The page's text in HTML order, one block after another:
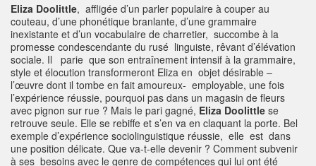
Eliza Doolittle, affligée d’un parler populaire à couper au
couteau, d’une phonétique branlante, d’une grammaire
inexistante et d’un vocabulaire de charretier, succombe à la
promesse condescendante du rusé linguiste, rêvant d’élévation
sociale. Il parie que son entraînement intensif à la grammaire,
style et élocution transformeront Eliza en objet désirable –
l’œuvre dont il tombe en fait amoureux- employable, une fois
l’expérience réussie, pourquoi pas dans un magasin de fleurs
avec pignon sur rue ? Mais le pari gagné, Eliza Doolittle se
retrouve seule. Elle se rebiffe et s’en va en claquant la porte. Bel
exemple d’expérience sociolinguistique réussie, elle est dans
une position délicate. Que va-t-elle devenir ? Comment subvenir
à ses besoins avec le genre de compétences qui lui ont été